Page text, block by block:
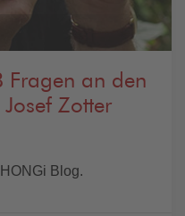
Fragen an den
Zotter
Blog.